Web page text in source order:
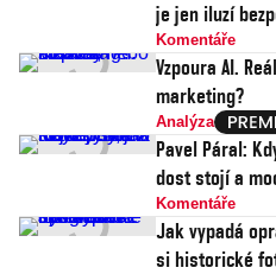
je jen iluzí
Komentáře
Vzpoura AI.
marketing?
Analýza
Pavel Páral:
dost stojí a
Komentáře
Jak vypadá
si historické